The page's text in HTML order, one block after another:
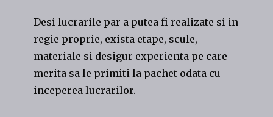
Desi lucrarile par a putea fi realizate si in
regie proprie, exista etape, scule,
materiale si desigur experienta pe care
merita sa le primiti la pachet odata cu
inceperea lucrarilor.